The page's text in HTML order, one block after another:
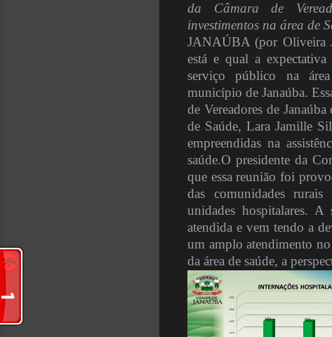
da Câmara de
investimentos na área de
JANAÚBA (por Oliveira
está e qual a expectativa
serviço público na
município de Janaúba.
de Vereadores de
de Saúde, Lara Jamille
empreendidas na
saúde.O presidente da
que essa reunião foi
das comunidades
unidades hospitalares.
atendida e vem tendo a
um amplo atendimento
da área de saúde, a